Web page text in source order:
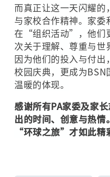
而真正让这一天闪耀的
与家校合作精神。家
在“组织活动”，他们
次关于理解、尊重与
因为他们的投入与付
校园庆典，更成为
温暖的体现。
感谢所有PA家委及家
出的时间、创意与热
“环球之旅”才如此精